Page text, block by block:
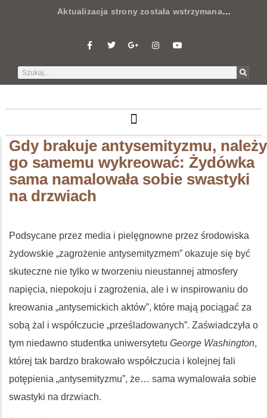
Aktualizacja strony została wstrzymana…
Gdy brakuje antysemityzmu, należy
go samemu wykreować: Żydówka
sama namalowała sobie swastyki
na drzwiach
Podsycane przez media i pielęgnowne przez środowiska
żydowskie „zagrożenie antysemityzmem” okazuje się być
skuteczne nie tylko w tworzeniu nieustannej atmosfery
napięcia, niepokoju i zagrożenia, ale i w inspirowaniu do
kreowania „antysemickich aktów”, które mają pociągać za
sobą żal i współczucie „prześladowanych”. Zaświadczyła o
tym niedawno studentka uniwersytetu George Washington,
której tak bardzo brakowało współczucia i kolejnej fali
potępienia „antysemityzmu”, że… sama wymalowała sobie
swastyki na drzwiach.